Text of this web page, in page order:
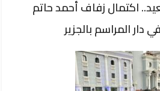
اكتمال زفاف أحمد حاتم
المراسم بالجزير